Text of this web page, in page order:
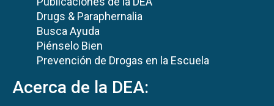
Drugs & Paraphernalia
Busca Ayuda
Piénselo Bien
Prevención de Drogas en la Escuela
Acerca de la DEA: